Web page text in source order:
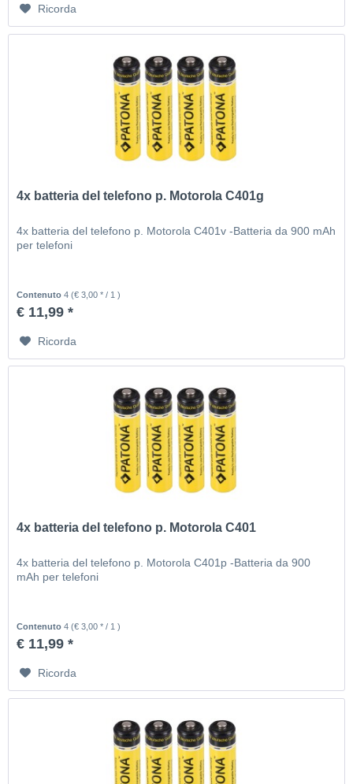
Ricorda
4x batteria del telefono p. Motorola C401g
4x batteria del telefono p. Motorola C401v -Batteria da 900 mAh
per telefoni
Contenuto4(€ 3,00 * / 1 )
€ 11,99 *
Ricorda
4x batteria del telefono p. Motorola C401
4x batteria del telefono p. Motorola C401p -Batteria da 900
mAh per telefoni
Contenuto4(€ 3,00 * / 1 )
€ 11,99 *
Ricorda